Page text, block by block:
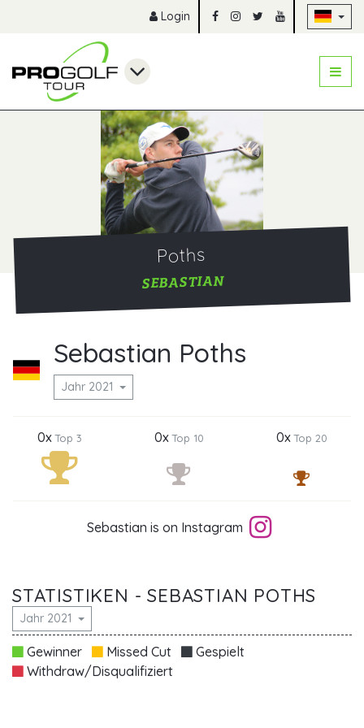
Login
Poths
SEBASTIAN
Sebastian Poths
Jahr 2021
0xTop 3 0xTop 10 0xTop 20
Sebastian is on Instagram
STATISTIKEN - SEBASTIAN POTHS
Jahr 2021
Gewinner Missed Cut
Gespielt
Withdraw/Disqualifiziert